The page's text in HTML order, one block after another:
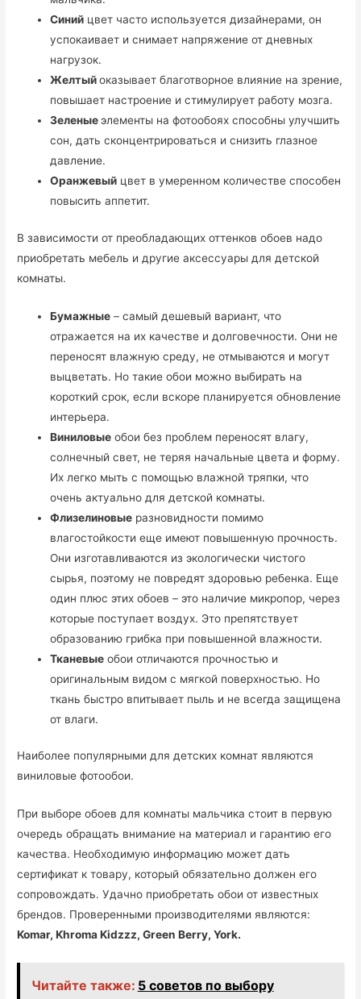
Синий цвет часто используется дизайнерами, он
успокаивает и снимает напряжение от дневных
нагрузок.
Желтыйоказывает благотворное влияние на зрение,
повышает настроение и стимулирует работу мозга.
Зеленыеэлементы на фотообоях способны улучшить
сон, дать сконцентрироваться и снизить глазное
давление.
Оранжевый цвет в умеренном количестве способен
повысить аппетит.
В зависимости от преобладающих оттенков обоев надо
приобретать мебель и другие аксессуары для детской
комнаты.
Бумажные – самый дешевый вариант, что
отражается на их качестве и долговечности. Они не
переносят влажную среду, не отмываются и могут
выцветать. Но такие обои можно выбирать на
короткий срок, если вскоре планируется обновление
интерьера.
Виниловые обои без проблем переносят влагу,
солнечный свет, не теряя начальные цвета и форму.
Их легко мыть с помощью влажной тряпки, что
очень актуально для детской комнаты.
Флизелиновые разновидности помимо
влагостойкости еще имеют повышенную прочность.
Они изготавливаются из экологически чистого
сырья, поэтому не повредят здоровью ребенка. Еще
один плюс этих обоев – это наличие микропор, через
которые поступает воздух. Это препятствует
образованию грибка при повышенной влажности.
Тканевые обои отличаются прочностью и
оригинальным видом с мягкой поверхностью. Но
ткань быстро впитывает пыль и не всегда защищена
от влаги.
Наиболее популярными для детских комнат являются
виниловые фотообои.
При выборе обоев для комнаты мальчика стоит в первую
очередь обращать внимание на материал и гарантию его
качества. Необходимую информацию может дать
сертификат к товару, который обязательно должен его
сопровождать. Удачно приобретать обои от известных
брендов. Проверенными производителями являются:
Komar, Khroma Kidzzz, Green Berry, York.
Читайте также: 5 советов по выбору